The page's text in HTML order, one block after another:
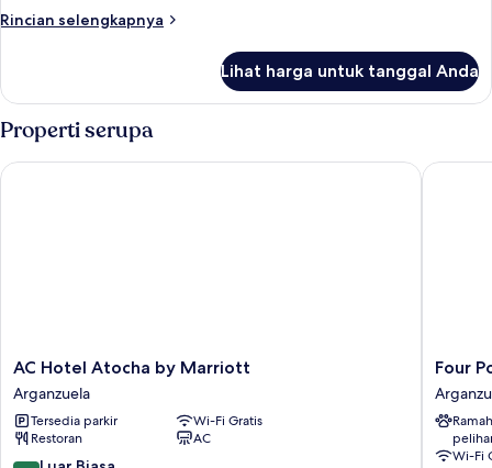
King
Rincian selengkapnya
Rincian
Standard
Plus
Room,
King
Lihat harga untuk tanggal Anda
Properti serupa
AC
Hotel
Atocha
by
Marriott
Arganzuela
AC Hotel Atocha by Marriott
Arganzuela
Tersedia parkir
Wi-Fi Gratis
Restoran
AC
AC Hotel Atocha by Marriott
Four
Points
Flex
by
Madrid
Four
Wi-Fi
Four